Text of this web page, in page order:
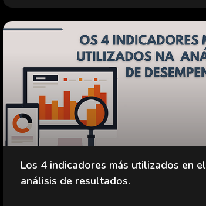
Los 4 indicadores más utilizados en el
análisis de resultados.